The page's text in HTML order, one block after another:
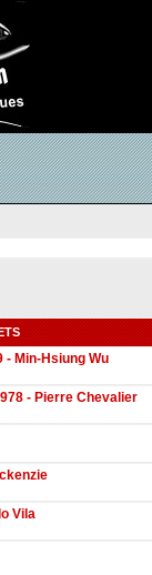
- Min-Hsiung Wu
- Pierre Chevalier
Vila